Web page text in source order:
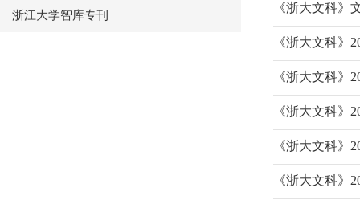
浙江大学智库专刊
《浙大文科》
《浙大文科》
《浙大文科》
《浙大文科》
《浙大文科》
《浙大文科》